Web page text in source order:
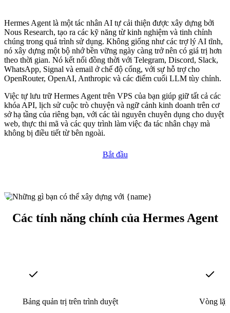
Hermes Agent là một tác nhân AI tự cải thiện được xây dựng bởi
Nous Research, tạo ra các kỹ năng từ kinh nghiệm và tinh chỉnh
chúng trong quá trình sử dụng. Không giống như các trợ lý AI tĩnh,
nó xây dựng một bộ nhớ bền vững ngày càng trở nên có giá trị hơn
theo thời gian. Nó kết nối đồng thời với Telegram, Discord, Slack,
WhatsApp, Signal và email ở chế độ cổng, với sự hỗ trợ cho
OpenRouter, OpenAI, Anthropic và các điểm cuối LLM tùy chỉnh.
Việc tự lưu trữ Hermes Agent trên VPS của bạn giúp giữ tất cả các
khóa API, lịch sử cuộc trò chuyện và ngữ cảnh kinh doanh trên cơ
sở hạ tầng của riêng bạn, với các tài nguyên chuyên dụng cho duyệt
web, thực thi mã và các quy trình làm việc đa tác nhân chạy mà
không bị điều tiết từ bên ngoài.
Bắt đầu
Các tính năng chính của Hermes Agent
Bảng quản trị trên trình duyệt Vòng